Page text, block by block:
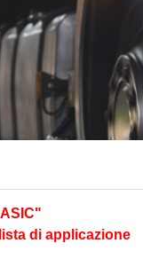
di applicazione